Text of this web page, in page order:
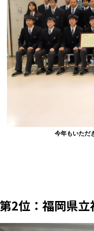
今年もいただ
2位：福岡県立